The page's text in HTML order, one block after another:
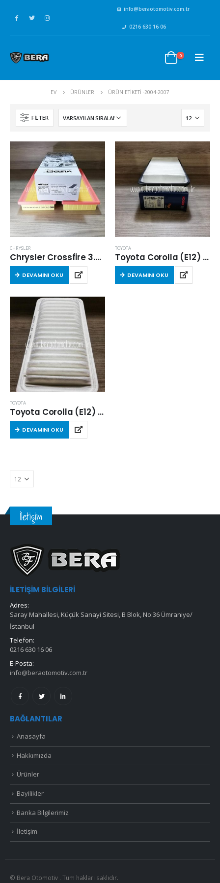
info@beraotomotiv.com.tr
0216 630 16 06
0
EV ÜRÜNLER ÜRÜN ETIKETI -2004-2007
FILTER
CHRYSLER
Chrysler Crossfire 3.2 Srt 2004-2007 Arası Hava Filtresi
DEVAMINI OKU
TOYOTA
Toyota Corolla (E12) 1.4 Dizel 2004-2007 Arası Hava Filtresi
DEVAMINI OKU
TOYOTA
Toyota Corolla (E12) 2004-2007 Arası 1.4 Dizel Hava Filtresi
DEVAMINI OKU
İletişim
İLETIŞIM BILGILERI
Adres:
Saray Mahallesi, Küçük Sanayi Sitesi, B Blok, No:36 Ümraniye/
İstanbul
Telefon:
0216 630 16 06
E-Posta:
info@beraotomotiv.com.tr
BAĞLANTILAR
Anasayfa
Hakkımızda
Ürünler
Bayilikler
Banka Bilgilerimiz
İletişim
© Bera Otomotiv . Tüm hakları saklıdır.